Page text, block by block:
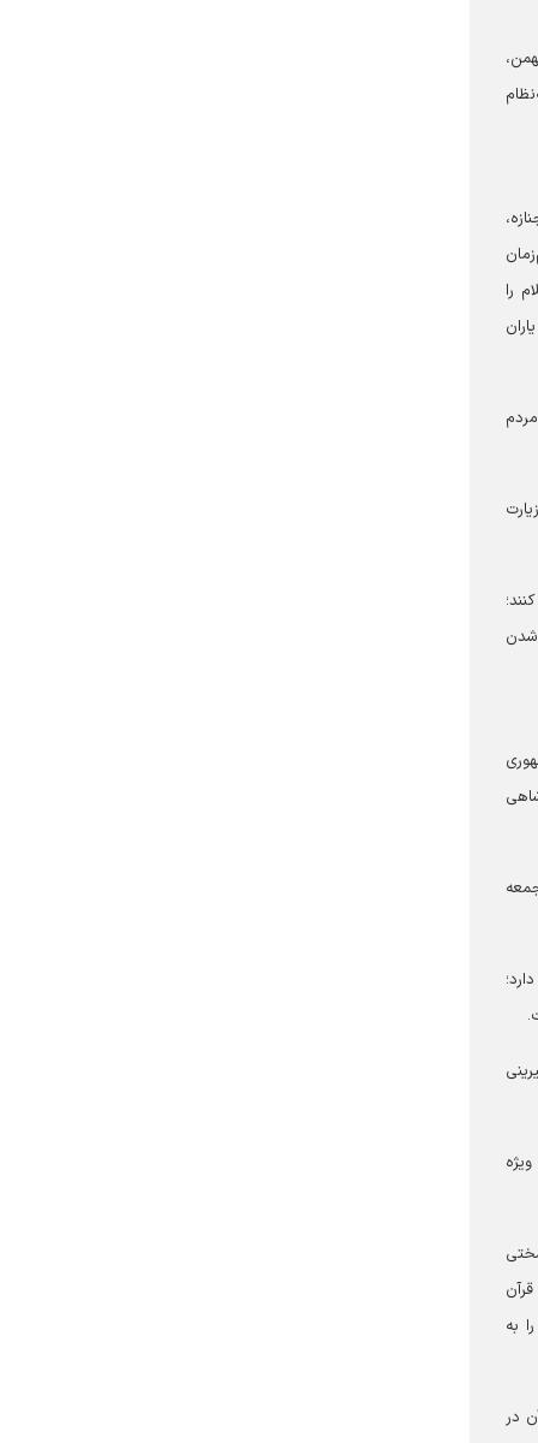
را به اندوه فرومی‌برد. در عرصه اجتماعی و سیاسی نیز، راهپیمایی‌هایی همچون روز قدس و ۲۲ بهمن،
را
شدن
شیرینی
سختی
آیه ۶۹) وعده هدایت را به
در